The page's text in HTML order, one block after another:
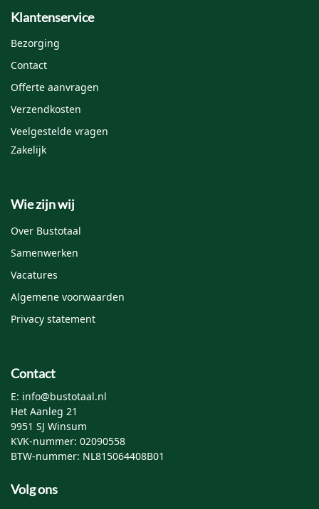
Klantenservice
Bezorging
Contact
Offerte aanvragen
Verzendkosten
Veelgestelde vragen
Zakelijk
Wie zijn wij
Over Bustotaal
Samenwerken
Vacatures
Algemene voorwaarden
Privacy statement
Contact
E: info@bustotaal.nl
Het Aanleg 21
9951 SJ Winsum
KVK-nummer: 02090558
BTW-nummer: NL815064408B01
Volg ons